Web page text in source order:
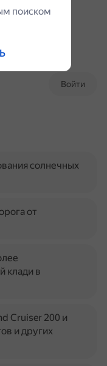
Войти
солнечных
от
клади в
Cruiser 200 и
и других
поиском